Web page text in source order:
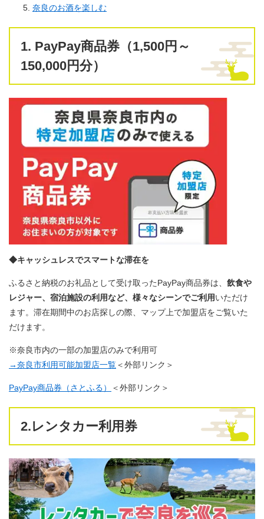
奈良のお酒を楽しむ
1. PayPay商品券（1,500円～
150,000円分）
◆キャッシュレスでスマートな滞在を
ふるさと納税のお礼品として受け取ったPayPay商品券は、 飲食や
レジャー、宿泊施設の利用など、様々なシーンでご利用いただけ
ます。滞在期間中のお店探しの際、マップ上で加盟店をご覧いた
だけます。
※奈良市内の一部の加盟店のみで利用可
→奈良市​利用可能加盟店一覧＜外部リンク＞
PayPay商品券（さとふる） ＜外部リンク＞
2.レンタカー利用券